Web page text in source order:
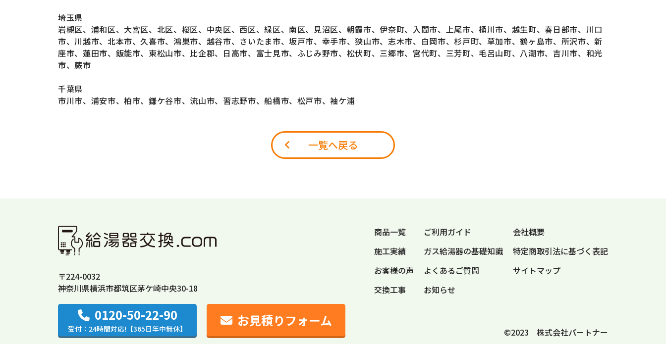
埼玉県
岩槻区、浦和区、大宮区、北区、桜区、中央区、西区、緑区、南区、見沼区、朝霞市、伊奈町、入間市、上尾市、桶川市、越生町、春日部市、川口
市、川越市、北本市、久喜市、鴻巣市、越谷市、さいたま市、坂戸市、幸手市、狭山市、志木市、白岡市、杉戸町、草加市、鶴ヶ島市、所沢市、新
座市、蓮田市、飯能市、東松山市、比企郡、日高市、富士見市、ふじみ野市、松伏町、三郷市、宮代町、三芳町、毛呂山町、八潮市、吉川市、和光
市、蕨市
千葉県
市川市、浦安市、柏市、鎌ケ谷市、流山市、習志野市、船橋市、松戸市、袖ケ浦
一覧へ戻る
〒224-0032
神奈川県横浜市都筑区茅ケ崎中央30-18
0120-50-22-90
受付：24時間対応!【365日年中無休】
お見積りフォーム
商品一覧
施工実績
お客様の声
交換工事
ご利用ガイド
ガス給湯器の基礎知識
よくあるご質問
お知らせ
会社概要
特定商取引法に基づく表記
サイトマップ
©2023 株式会社パートナー